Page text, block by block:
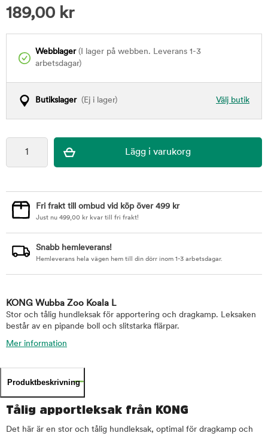
189,00 kr
Webblager(I lager på webben. Leverans 1-3
arbetsdagar)
Välj butik
Butikslager(Ej i lager)
Fri frakt till ombud vid köp över 499 kr
Just nu 499,00 kr kvar till fri frakt!
Snabb hemleverans!
Hemleverans hela vägen hem till din dörr inom 1-3 arbetsdagar.
KONG Wubba Zoo Koala L
Stor och tålig hundleksak för apportering och dragkamp. Leksaken
består av en pipande boll och slitstarka flärpar.
Mer information
Produktbeskrivning
Tålig apportleksak från KONG
Det här är en stor och tålig hundleksak, optimal för dragkamp och